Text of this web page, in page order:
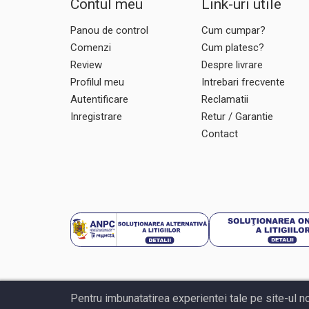
Contul meu
Panou de control
Comenzi
Review
Profilul meu
Autentificare
Inregistrare
Link-uri utile
Cum cumpar?
Cum platesc?
Despre livrare
Intrebari frecvente
Reclamatii
Retur / Garantie
Contact
Pentru imbunatatirea experientei tale pe site-ul